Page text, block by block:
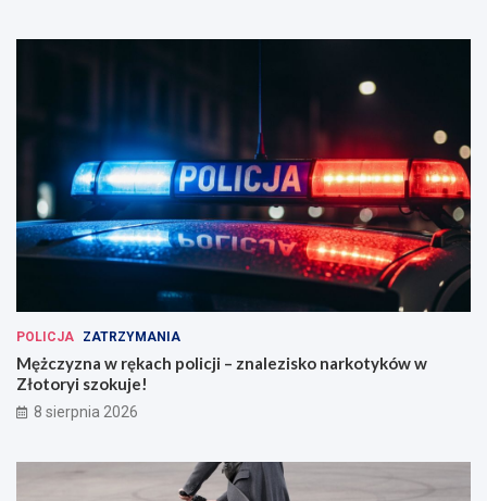
POLICJA ZATRZYMANIA
Mężczyzna w rękach policji – znalezisko narkotyków w
Złotoryi szokuje!
8 sierpnia 2026